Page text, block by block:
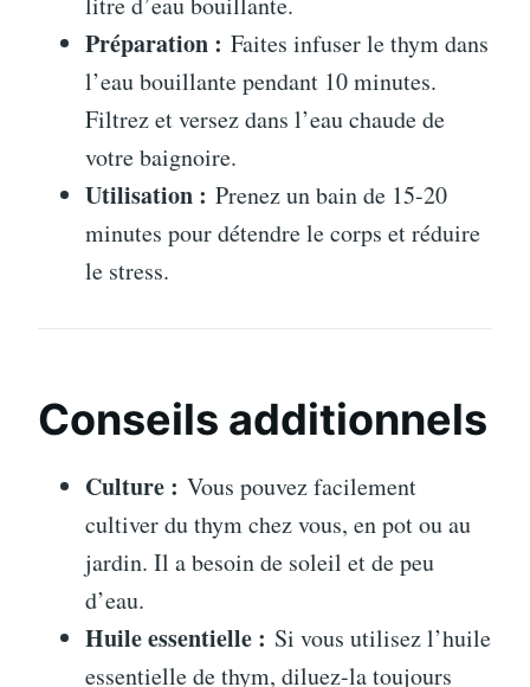
Préparation : Faites infuser le thym dans
l’eau bouillante pendant 10 minutes.
Filtrez et versez dans l’eau chaude de
votre baignoire.
Utilisation : Prenez un bain de 15-20
minutes pour détendre le corps et réduire
le stress.
Conseils additionnels
Culture : Vous pouvez facilement
cultiver du thym chez vous, en pot ou au
jardin. Il a besoin de soleil et de peu
d’eau.
Huile essentielle : Si vous utilisez l’huile
essentielle de thym, diluez-la toujours